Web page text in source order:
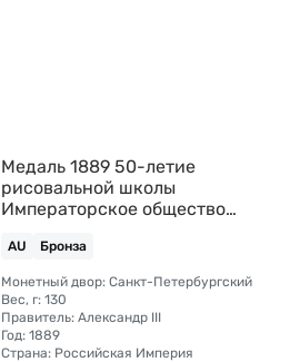
Медаль 1889 50-летие
рисовальной школы
Императорское общество
бронза
AU Бронза
Монетный двор: Санкт-Петербургский
Вес, г: 130
Правитель: Александр III
Год: 1889
Страна: Российская Империя